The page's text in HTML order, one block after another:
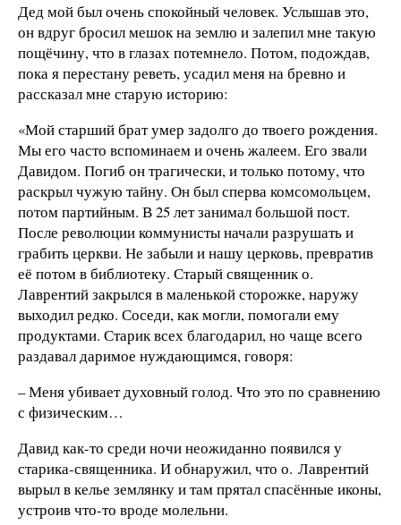
Дед мой был очень спокойный человек. Услышав это,
он вдруг бросил мешок на землю и залепил мне такую
пощёчину, что в глазах потемнело. Потом, подождав,
пока я перестану реветь, усадил меня на бревно и
рассказал мне старую историю:
«Мой старший брат умер задолго до твоего рождения.
Мы его часто вспоминаем и очень жалеем. Его звали
Давидом. Погиб он трагически, и только потому, что
раскрыл чужую тайну. Он был сперва комсомольцем,
потом партийным. В 25 лет занимал большой пост.
После революции коммунисты начали разрушать и
грабить церкви. Не забыли и нашу церковь, превратив
её потом в библиотеку. Старый священник о.
Лаврентий закрылся в маленькой сторожке, наружу
выходил редко. Соседи, как могли, помогали ему
продуктами. Старик всех благодарил, но чаще всего
раздавал даримое нуждающимся, говоря:
– Меня убивает духовный голод. Что это по сравнению
с физическим…
Давид как-то среди ночи неожиданно появился у
старика-священника. И обнаружил, что о. Лаврентий
вырыл в келье землянку и там прятал спасённые иконы,
устроив что-то вроде молельни.